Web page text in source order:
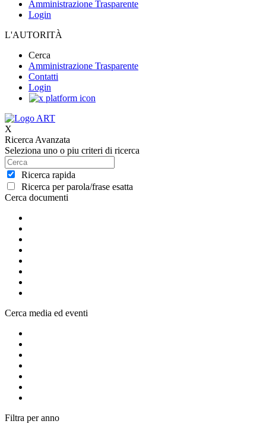
Amministrazione Trasparente
Login
L'AUTORITÀ
Cerca
Amministrazione Trasparente
Contatti
Login
X
Ricerca Avanzata
Seleziona uno o piu criteri di ricerca
Ricerca rapida
Ricerca per parola/frase esatta
Cerca documenti
Cerca media ed eventi
Filtra per anno